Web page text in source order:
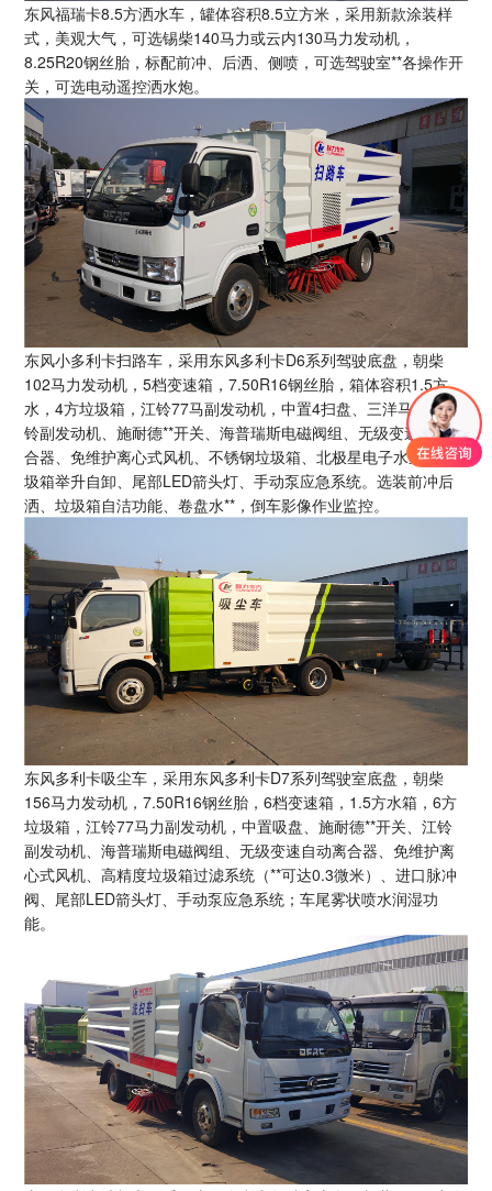
东风福瑞卡8.5方洒水车，罐体容积8.5立方米，采用新款涂装样
式，美观大气，可选锡柴140马力或云内130马力发动机，
8.25R20钢丝胎，标配前冲、后洒、侧喷，可选驾驶室**各操作开
关，可选电动遥控洒水炮。
东风小多利卡扫路车，采用东风多利卡D6系列驾驶底盘，朝柴
102马力发动机，5档变速箱，7.50R16钢丝胎，箱体容积1.5方
水，4方垃圾箱，江铃77马副发动机，中置4扫盘、三洋马达、江
铃副发动机、施耐德**开关、海普瑞斯电磁阀组、无级变速自动离
合器、免维护离心式风机、不锈钢垃圾箱、北极星电子水泵、垃
圾箱举升自卸、尾部LED箭头灯、手动泵应急系统。选装前冲后
洒、垃圾箱自洁功能、卷盘水**，倒车影像作业监控。
东风多利卡吸尘车，采用东风多利卡D7系列驾驶室底盘，朝柴
156马力发动机，7.50R16钢丝胎，6档变速箱，1.5方水箱，6方
垃圾箱，江铃77马力副发动机，中置吸盘、施耐德**开关、江铃
副发动机、海普瑞斯电磁阀组、无级变速自动离合器、免维护离
心式风机、高精度垃圾箱过滤系统（**可达0.3微米）、进口脉冲
阀、尾部LED箭头灯、手动泵应急系统；车尾雾状喷水润湿功
能。